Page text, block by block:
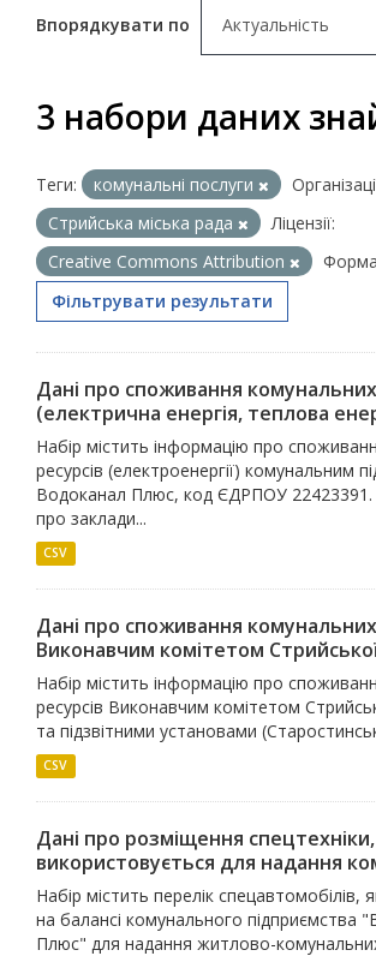
Впорядкувати по
3 набори даних
Теги: комунальні послуги
Стрийська міська рада
Ліцензії:
Creative Commons Attribution
Фільтрувати результати
Дані про споживання
(електрична енергія, теплова
Набір містить інформацію про
ресурсів (електроенергії) комунальним
Водоканал Плюс, код ЄДРПОУ 22423391.
про заклади...
CSV
Дані про споживання
Виконавчим комітетом
Набір містить інформацію про
ресурсів Виконавчим комітетом
та підзвітними установами
CSV
Дані про розміщення
використовується для надання
Набір містить перелік спецавтомобілів,
на балансі комунального підприємства
Плюс" для надання житлово-